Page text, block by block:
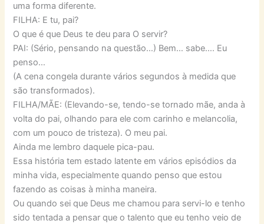
uma forma diferente.
FILHA: E tu, pai?
O que é que Deus te deu para O servir?
PAI: (Sério, pensando na questão…) Bem… sabe…. Eu
penso…
(A cena congela durante vários segundos à medida que
são transformados).
FILHA/MÃE: (Elevando-se, tendo-se tornado mãe, anda à
volta do pai, olhando para ele com carinho e melancolia,
com um pouco de tristeza). O meu pai.
Ainda me lembro daquele pica-pau.
Essa história tem estado latente em vários episódios da
minha vida, especialmente quando penso que estou
fazendo as coisas à minha maneira.
Ou quando sei que Deus me chamou para servi-lo e tenho
sido tentada a pensar que o talento que eu tenho veio de